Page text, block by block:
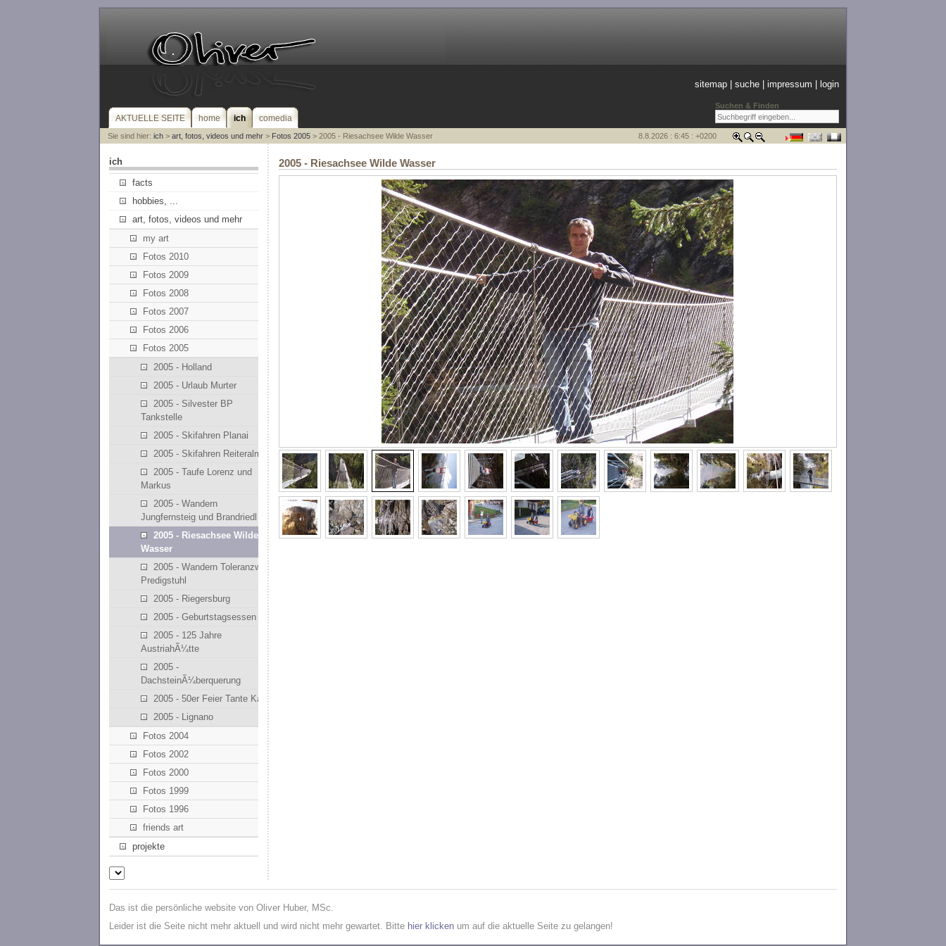
Suchen & Finden
sitemap |suche |impressum login
AKTUELLE SEITE home ich comedia
Sie sind hier: ich> art, fotos, videos und mehr> Fotos 2005> 2005 - Riesachsee Wilde Wasser 8.8.2026 : 6:45 : +0200
ich
facts
hobbies, ...
art, fotos, videos und mehr
my art
Fotos 2010
Fotos 2009
Fotos 2008
Fotos 2007
Fotos 2006
Fotos 2005
2005 - Holland
2005 - Urlaub Murter
2005 - Silvester BP
Tankstelle
2005 - Skifahren Planai
2005 - Skifahren Reiteralm
2005 - Taufe Lorenz und
Markus
2005 - Wandern
Jungfernsteig und Brandriedl
2005 - Riesachsee Wilde
Wasser
2005 - Wandern Toleranzweg
Predigstuhl
2005 - Riegersburg
2005 - Geburtstagsessen
2005 - 125 Jahre
AustriahÃ¼tte
2005 -
DachsteinÃ¼berquerung
2005 - 50er Feier Tante Kathi
2005 - Lignano
Fotos 2004
Fotos 2002
Fotos 2000
Fotos 1999
Fotos 1996
friends art
projekte
2005 - Riesachsee Wilde Wasser
Das ist die persönliche website von Oliver Huber, MSc.
Leider ist die Seite nicht mehr aktuell und wird nicht mehr gewartet. Bitte hier klicken um auf die aktuelle Seite zu gelangen!